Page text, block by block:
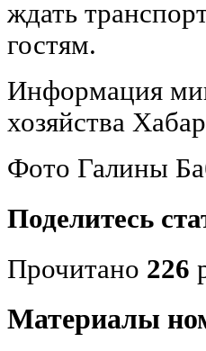
ждать
гостям.
Информация
хозяйства
Фото Галины
Поделитесь
Прочитано 226
Материалы